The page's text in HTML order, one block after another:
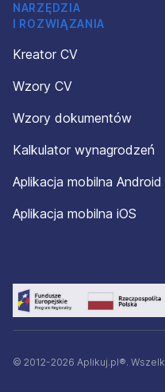
NARZĘDZIA
I ROZWIĄZANIA
Kreator CV
Wzory CV
Wzory dokumentów
Kalkulator wynagrodzeń
Aplikacja mobilna Android
Aplikacja mobilna iOS
© 2012-2026 Aplikuj.pl®.